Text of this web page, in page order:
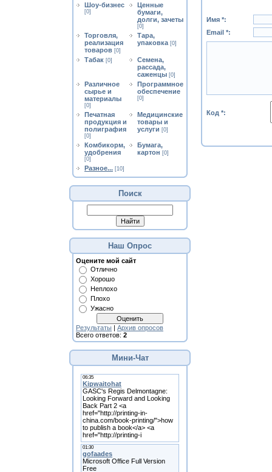
Шоу-бизнес
[0]
Ценные
бумаги,
долги, зачеты
[0]
Торговля,
реализация
товаров [0]
Тара,
упаковка [0]
Табак [0]
Семена,
рассада,
саженцы [0]
Различное
сырье и
материалы
[0]
Программное
обеспечение
[0]
Печатная
продукция и
полиграфия
[0]
Медицинские
товары и
услуги [0]
Комбикорм,
удобрения
[0]
Бумага,
картон [0]
Разное... [10]
Поиск
Наш Опрос
Оцените мой сайт
Отлично
Хорошо
Неплохо
Плохо
Ужасно
Результаты | Архив опросов
Всего ответов: 2
Мини-Чат
Имя *:
Email *:
Код *: